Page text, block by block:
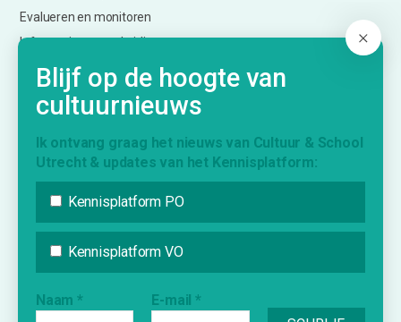
Evalueren en monitoren
Informatie over subsidies
Creatief Vermogen Utrecht (CmK)
KENNISPLATFORM
Agenda
Inspiratie
Vraag & Aanbod
Bijdrage indienen
Inschrijven nieuwsbrief
Blijf op de hoogte van
cultuurnieuws
Ik ontvang graag het nieuws van Cultuur & School
Utrecht & updates van het Kennisplatform:
Kennisplatform PO
Kennisplatform VO
Naam * E-mail *